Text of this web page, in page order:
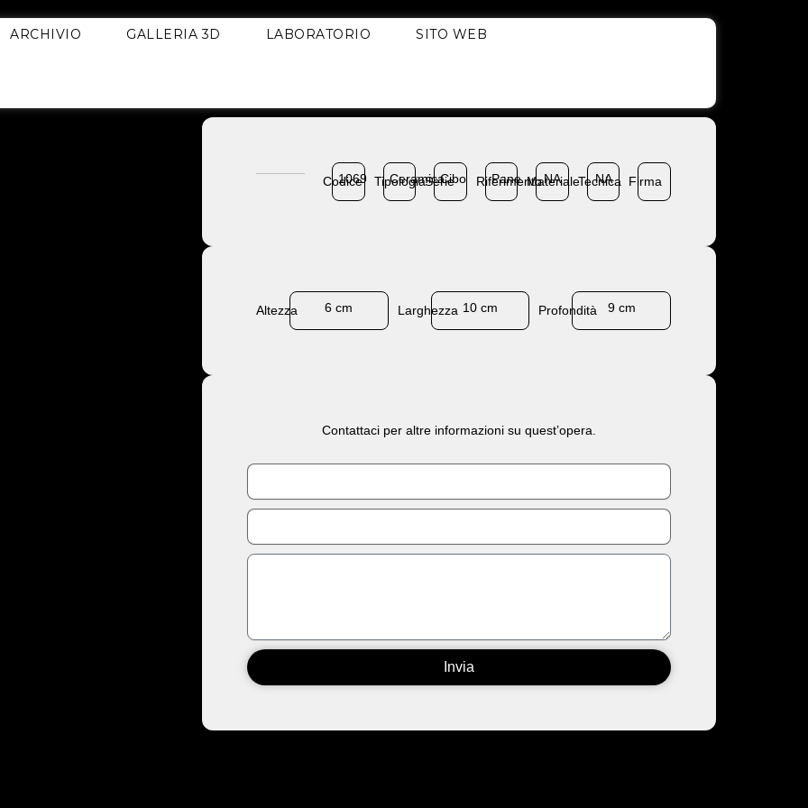
ARCHIVIO GALLERIA 3D LABORATORIO SITO WEB
Codice
1069 Tipologia
Ceramica
SerieCibo Riferimento
Pane Materiale
NA Tecnica
NA Firma
Altezza 6 cm Larghezza 10 cm Profondità 9 cm
Contattaci per altre informazioni su quest’opera.
Nome
Email
Messaggio
Invia